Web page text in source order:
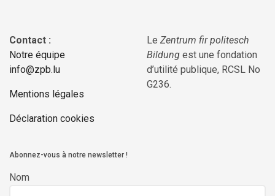
Contact :
Notre équipe
info@zpb.lu
Mentions légales
Déclaration cookies
Le Zentrum fir politesch
Bildung est une fondation
d’utilité publique, RCSL No
G236.
Abonnez-vous à notre newsletter !
Nom